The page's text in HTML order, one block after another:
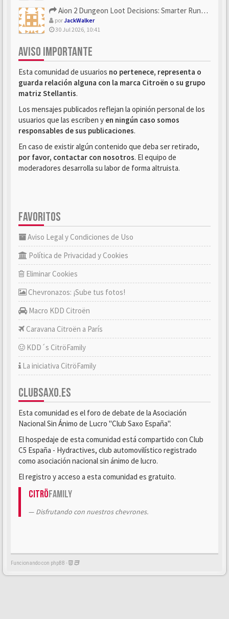
Aion 2 Dungeon Loot Decisions: Smarter Runs With U4N
porJackWalker
30 Jul 2026, 10:41
AVISO IMPORTANTE
Esta comunidad de usuarios no pertenece, representa o
guarda relación alguna con la marca Citroën o su grupo
matriz Stellantis.
Los mensajes publicados reflejan la opinión personal de los
usuarios que las escriben y en ningún caso somos
responsables de sus publicaciones.
En caso de existir algún contenido que deba ser retirado,
por favor, contactar con nosotros. El equipo de
moderadores desarrolla su labor de forma altruista.
FAVORITOS
Aviso Legal y Condiciones de Uso
Política de Privacidad y Cookies
Eliminar Cookies
Chevronazos: ¡Sube tus fotos!
Macro KDD Citroën
Caravana Citroën a París
KDD´s CitröFamily
La iniciativa CitröFamily
CLUBSAXO.ES
Esta comunidad es el foro de debate de la Asociación
Nacional Sin Ánimo de Lucro "Club Saxo España".
El hospedaje de esta comunidad está compartido con Club
C5 España - Hydractives, club automovilístico registrado
como asociación nacional sin ánimo de lucro.
El registro y acceso a esta comunidad es gratuito.
CitröFamily
Disfrutando con nuestros chevrones.
Funcionando con phpBB -